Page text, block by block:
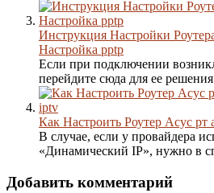
Инструкция Настройки
Настройка pptp
Если при подключении
перейдите сюда для ее
Как Настроить Роутер Асус рт
В случае, если у провайдера
«Динамический IP», нужно в
Добавить комментарий